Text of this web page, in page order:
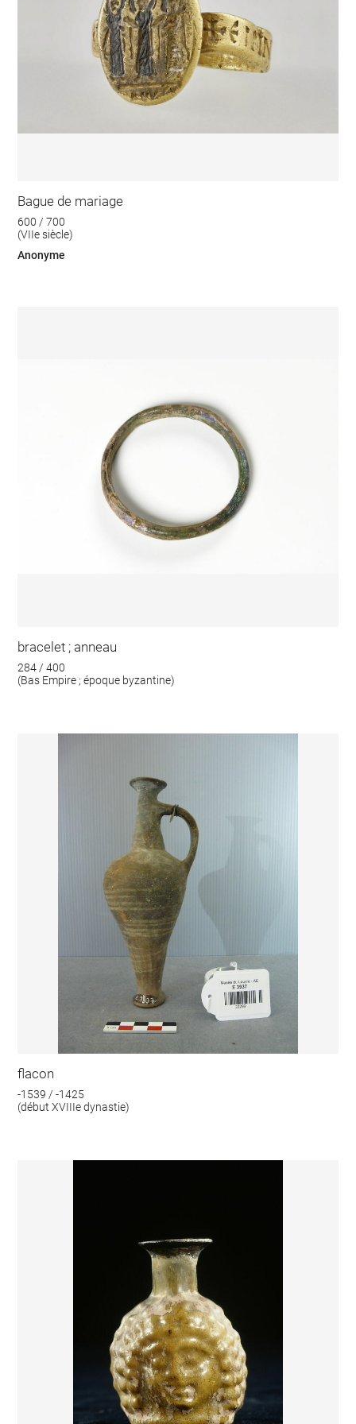
Bague de mariage
600 / 700
(VIIe siècle)
Anonyme
bracelet ; anneau
284 / 400
(Bas Empire ; époque byzantine)
flacon
-1539 / -1425
(début XVIIIe dynastie)